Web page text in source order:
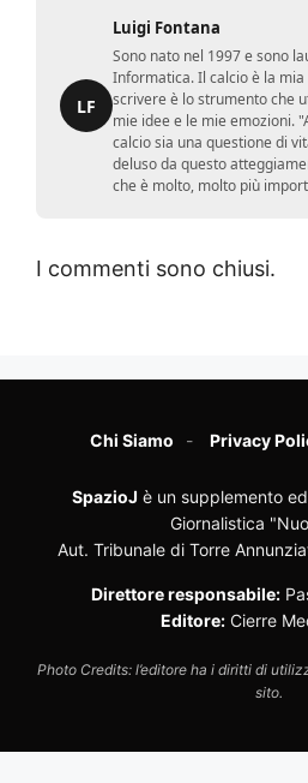
LF
Luigi Fontana
Sono nato nel 1997 e sono
Informatica. Il calcio è la
scrivere è lo strumento che
mie idee e le mie emozioni.
calcio sia una questione di
deluso da questo
che è molto, molto più
I commenti sono chiusi.
Chi Siamo Privacy
SpazioJ è un supplemento
Giornalistica
Aut. Tribunale di Torre
Direttore responsabile:
Editore: Cierre
Photo Credits: l’editore ha i diritti di
sito.